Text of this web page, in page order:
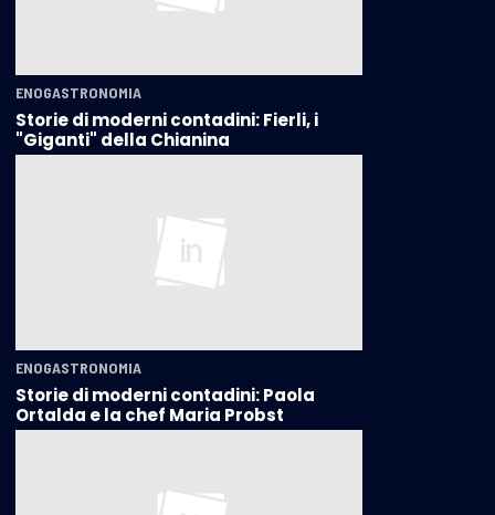
ENOGASTRONOMIA
Storie di moderni contadini: Fierli, i
"Giganti" della Chianina
ENOGASTRONOMIA
Storie di moderni contadini: Paola
Ortalda e la chef Maria Probst